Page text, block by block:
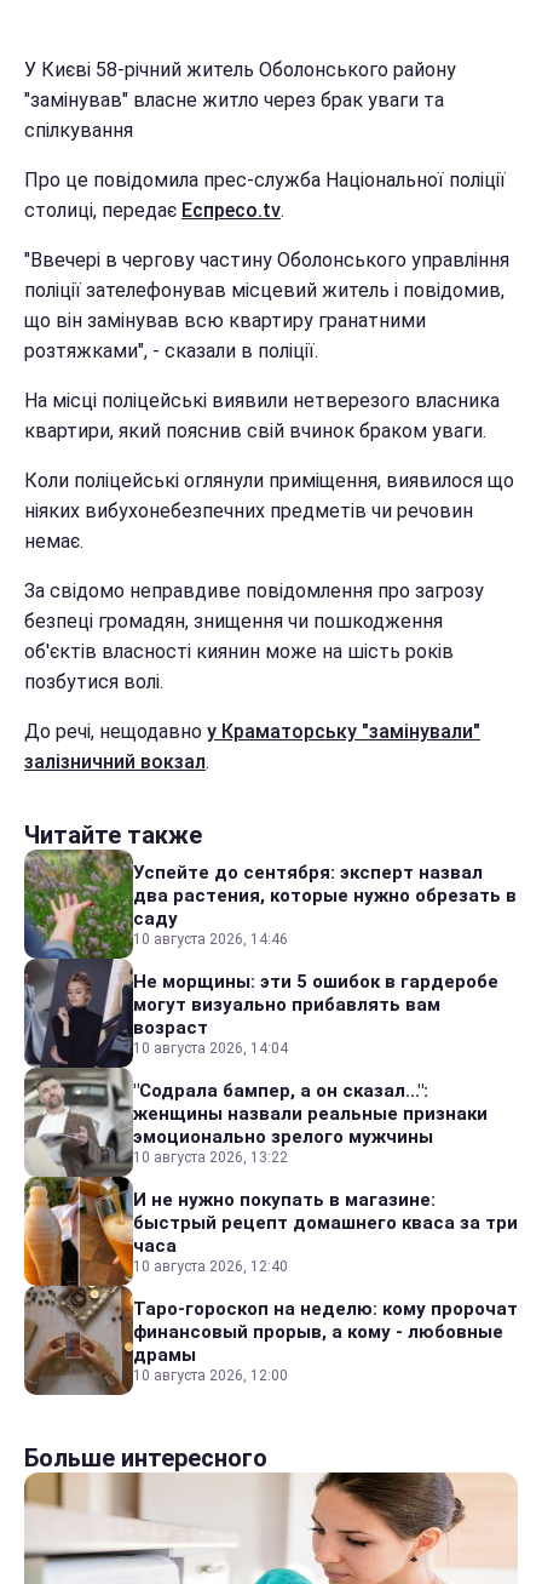
У Києві 58-річний житель Оболонського району
"замінував" власне житло через брак уваги та
спілкування
Про це повідомила прес-служба Національної поліції
столиці, передає Еспресо.tv.
"Ввечері в чергову частину Оболонського управління
поліції зателефонував місцевий житель і повідомив,
що він замінував всю квартиру гранатними
розтяжками", - сказали в поліції.
На місці поліцейські виявили нетверезого власника
квартири, який пояснив свій вчинок браком уваги.
Коли поліцейські оглянули приміщення, виявилося що
ніяких вибухонебезпечних предметів чи речовин
немає.
За свідомо неправдиве повідомлення про загрозу
безпеці громадян, знищення чи пошкодження
об'єктів власності киянин може на шість років
позбутися волі.
До речі, нещодавно у Краматорську "замінували"
залізничний вокзал.
Читайте также
Успейте до сентября: эксперт назвал
два растения, которые нужно обрезать в
саду
10 августа 2026, 14:46
Не морщины: эти 5 ошибок в гардеробе
могут визуально прибавлять вам
возраст
10 августа 2026, 14:04
"Содрала бампер, а он сказал...":
женщины назвали реальные признаки
эмоционально зрелого мужчины
10 августа 2026, 13:22
И не нужно покупать в магазине:
быстрый рецепт домашнего кваса за три
часа
10 августа 2026, 12:40
Таро-гороскоп на неделю: кому пророчат
финансовый прорыв, а кому - любовные
драмы
10 августа 2026, 12:00
Больше интересного